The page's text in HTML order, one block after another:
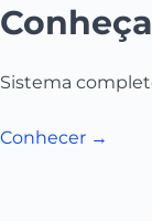
Sistema
Conhecer →